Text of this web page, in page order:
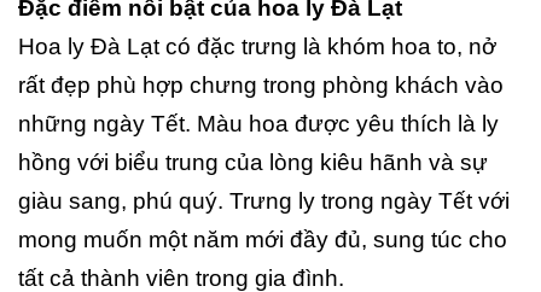
Đặc điểm nổi bật của hoa ly Đà Lạt
Hoa ly Đà Lạt có đặc trưng là khóm hoa to, nở
rất đẹp phù hợp chưng trong phòng khách vào
những ngày Tết. Màu hoa được yêu thích là ly
hồng với biểu trung của lòng kiêu hãnh và sự
giàu sang, phú quý. Trưng ly trong ngày Tết với
mong muốn một năm mới đầy đủ, sung túc cho
tất cả thành viên trong gia đình.